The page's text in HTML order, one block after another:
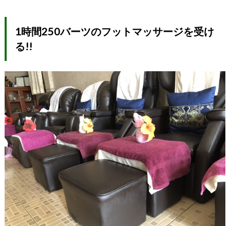
1時間250バーツのフットマッサージを受け
る!!